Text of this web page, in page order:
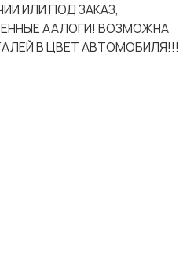
ИЛИ ПОД ЗАКАЗ,
ААЛОГИ! ВОЗМОЖНА
В ЦВЕТ АВТОМОБИЛЯ!!!